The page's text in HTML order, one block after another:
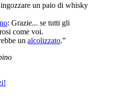
un paio di whisky
: Grazie... se tutti gli
come voi.
un alcolizzato.”